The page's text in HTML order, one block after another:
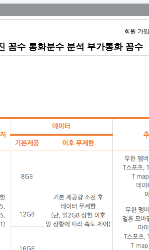
회원 가입
꼼수 통화분수 분석 부가통화 꼼수